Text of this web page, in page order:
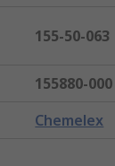
155-50-063
155880-000
Chemelex